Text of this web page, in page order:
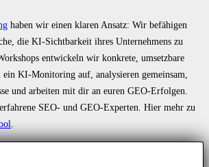
haben wir einen klaren Ansatz: Wir befähigen
die KI-Sichtbarkeit ihres Unternehmens zu
entwickeln wir konkrete, umsetzbare
ein KI-Monitoring auf, analysieren gemeinsam,
und arbeiten mit dir an euren GEO-Erfolgen.
SEO- und GEO-Experten. Hier mehr zu